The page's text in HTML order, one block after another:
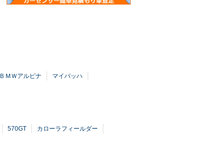
ＢＭＷアルピナ
マイバッハ
570GT
カローラフィールダー